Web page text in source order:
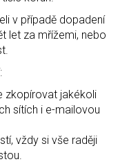
v případě dopadení
let za mřížemi, nebo
zkopírovat jakékoli
sítích i e-mailovou
vždy si vše raději